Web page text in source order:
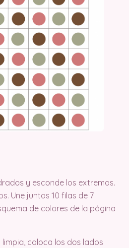
y esconde los extremos.
Une juntos 10 filas de 7
de colores de la página
coloca los dos lados